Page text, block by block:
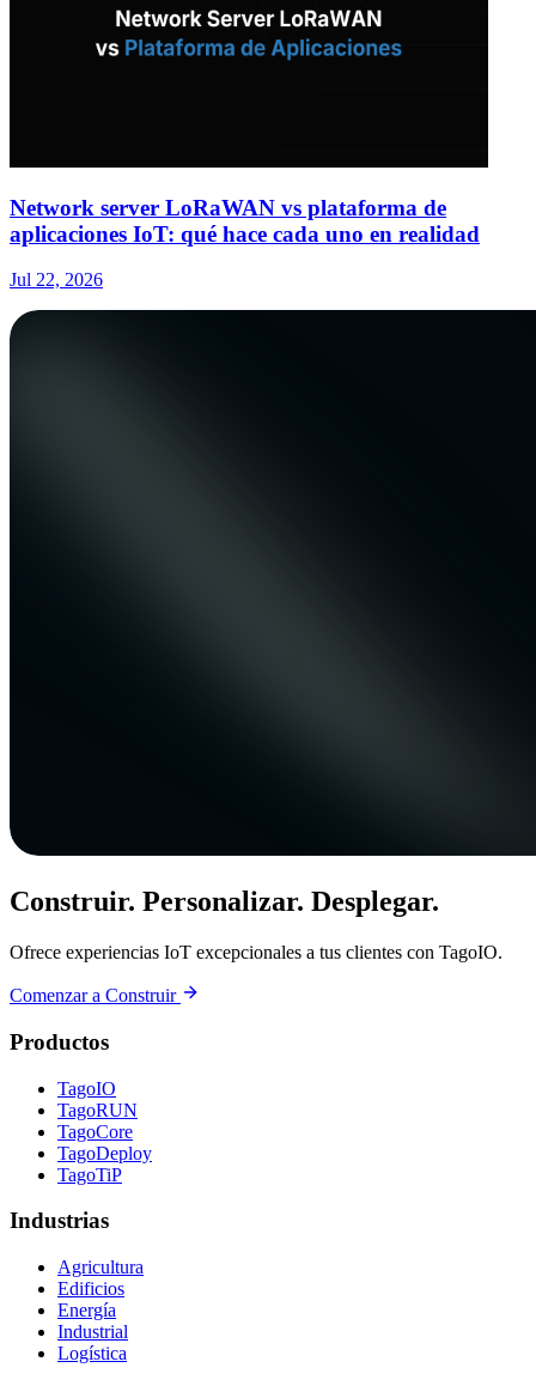
Network server LoRaWAN vs plataforma de
aplicaciones IoT: qué hace cada uno en realidad
Jul 22, 2026
Construir. Personalizar. Desplegar.
Ofrece experiencias IoT excepcionales a tus clientes con TagoIO.
Comenzar a Construir
Productos
TagoIO
TagoRUN
TagoCore
TagoDeploy
TagoTiP
Industrias
Agricultura
Edificios
Energía
Industrial
Logística